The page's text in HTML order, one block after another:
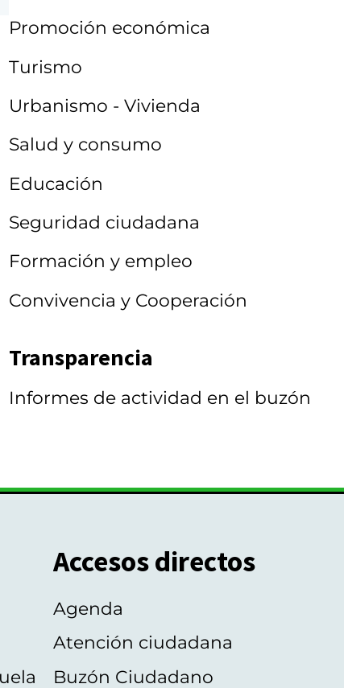
Promoción económica
Turismo
Urbanismo - Vivienda
Salud y consumo
Educación
Seguridad ciudadana
Formación y empleo
Convivencia y Cooperación
Transparencia
Informes de actividad en el buzón
Accesos directos
Agenda
Atención ciudadana
Buzón Ciudadano